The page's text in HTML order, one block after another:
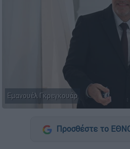
Εμανουέλ Γκρεγκουάρ
Προσθέστε το